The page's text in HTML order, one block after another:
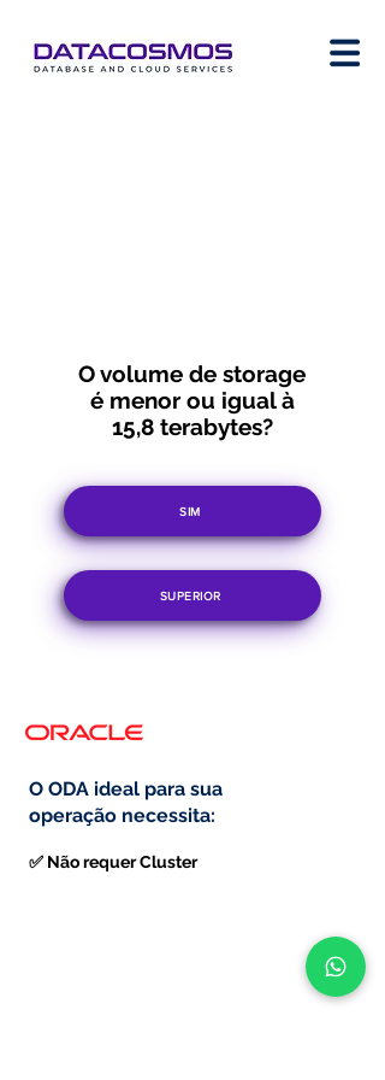
O volume de storage
é menor ou igual à
15,8 terabytes?
SIM
SUPERIOR
O ODA ideal para sua
operação necessita:
✅ Não requer Cluster